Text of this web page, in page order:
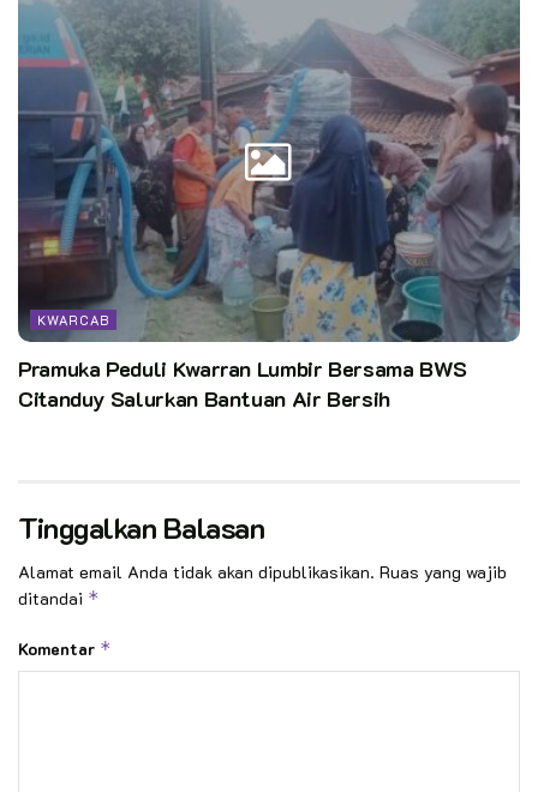
KWARCAB
Pramuka Peduli Kwarran Lumbir Bersama BWS
Citanduy Salurkan Bantuan Air Bersih
Tinggalkan Balasan
Alamat email Anda tidak akan dipublikasikan. Ruas yang wajib
ditandai *
Komentar *